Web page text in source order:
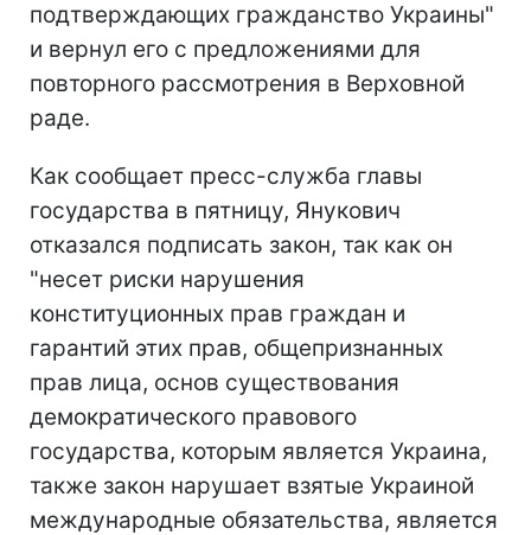
подтверждающих гражданство Украины"
и вернул его с предложениями для
повторного рассмотрения в Верховной
раде.
Как сообщает пресс-служба главы
государства в пятницу, Янукович
отказался подписать закон, так как он
"несет риски нарушения
конституционных прав граждан и
гарантий этих прав, общепризнанных
прав лица, основ существования
демократического правового
государства, которым является Украина,
также закон нарушает взятые Украиной
международные обязательства, является